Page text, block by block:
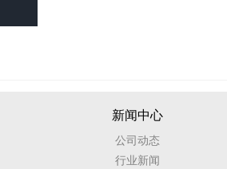
新闻中心
公司动态
行业新闻